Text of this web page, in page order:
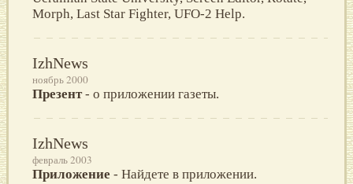
Morph, Last Star Fighter, UFO-2 Help.
IzhNews
ноябрь 2000
Презент- о приложении газеты.
IzhNews
февраль 2003
Приложение - Найдете в приложении.